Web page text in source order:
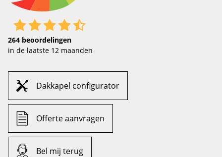
264 beoordelingen
in de laatste 12 maanden
Dakkapel configurator
Offerte aanvragen
Bel mij terug